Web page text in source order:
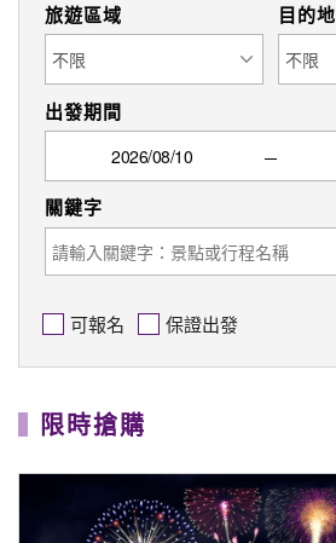
旅遊區域 目的地
出發期間
可報名 保證出發
限時搶購